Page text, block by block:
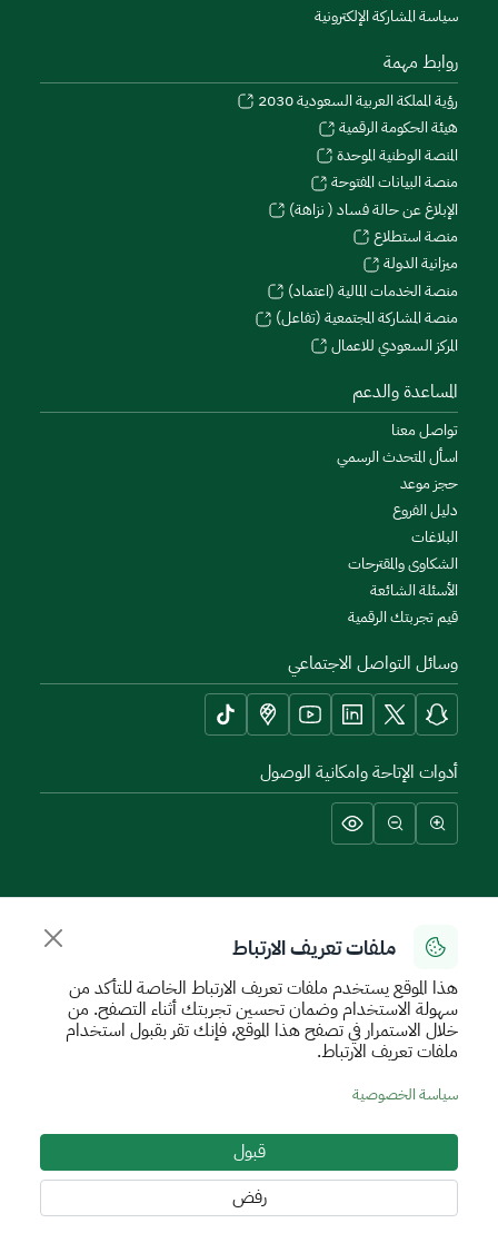
ملفات تعريف الارتباط
هذا الموقع يستخدم ملفات تعريف الارتباط الخاصة للتأكد من
سهولة الاستخدام وضمان تحسين تجربتك أثناء التصفح. من
خلال الاستمرار في تصفح هذا الموقع، فإنك تقر بقبول استخدام
ملفات تعريف الارتباط.
سياسة الخصوصية
قبول
رفض
سياسة المشاركة الإلكترونية
روابط مهمة
رؤية المملكة العربية السعودية 2030
هيئة الحكومة الرقمية
المنصة الوطنية الموحدة
منصة البيانات المفتوحة
الإبلاغ عن حالة فساد ( نزاهة)
منصة استطلاع
ميزانية الدولة
منصة الخدمات المالية (اعتماد)
منصة المشاركة المجتمعية (تفاعل)
المركز السعودي للاعمال
المساعدة والدعم
تواصل معنا
اسأل المتحدث الرسمي
حجز موعد
دليل الفروع
البلاغات
الشكاوى والمقترحات
الأسئلة الشائعة
قيم تجربتك الرقمية
وسائل التواصل الاجتماعي
أدوات الإتاحة وامكانية الوصول
الأحكام والشروط
خريطة الموقع
جميع الحقوق محفوظة للهيئة العامة للعقار © 2026
تم تطويره وتشغيله بواسطة الهيئة العامة للعقار